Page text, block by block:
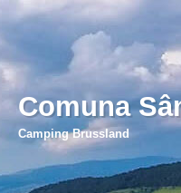
Comuna
Camping Brussland